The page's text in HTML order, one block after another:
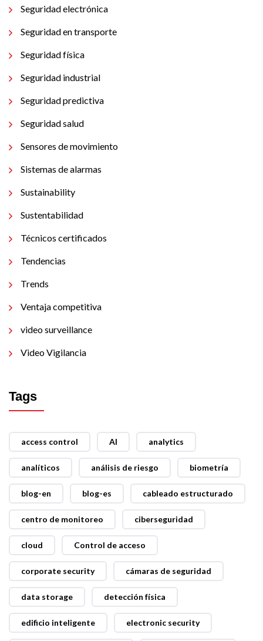
Seguridad electrónica
Seguridad en transporte
Seguridad física
Seguridad industrial
Seguridad predictiva
Seguridad salud
Sensores de movimiento
Sistemas de alarmas
Sustainability
Sustentabilidad
Técnicos certificados
Tendencias
Trends
Ventaja competitiva
video surveillance
Video Vigilancia
Tags
access control AI analytics
analíticos análisis de riesgo biometría
blog-en blog-es cableado estructurado
centro de monitoreo ciberseguridad
cloud Control de acceso
corporate security cámaras de seguridad
data storage detección física
edificio inteligente electronic security